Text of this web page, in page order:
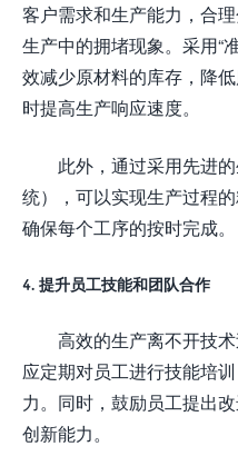
客户需求和生产能力，合
生产中的拥堵现象。采用“
效减少原材料的库存，降
时提高生产响应速度。
此外，通过采用先进
统），可以实现生产过程
确保每个工序的按时完成。
4. 提升员工技能和团队合作
高效的生产离不开技
应定期对员工进行技能培
力。同时，鼓励员工提出
创新能力。